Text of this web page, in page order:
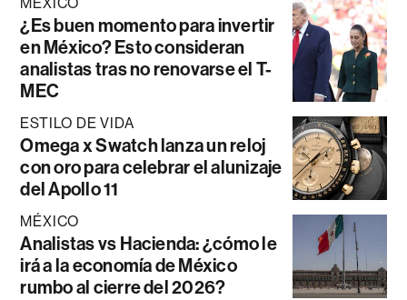
MÉXICO
¿Es buen momento para invertir
en México? Esto consideran
analistas tras no renovarse el T-
MEC
ESTILO DE VIDA
Omega x Swatch lanza un reloj
con oro para celebrar el alunizaje
del Apollo 11
MÉXICO
Analistas vs Hacienda: ¿cómo le
irá a la economía de México
rumbo al cierre del 2026?